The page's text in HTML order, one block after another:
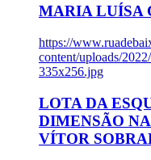
MARIA LUÍSA
https://
content/uploads/
335x256.jpg
LOTA DA
DIMENSÃO
VÍTOR